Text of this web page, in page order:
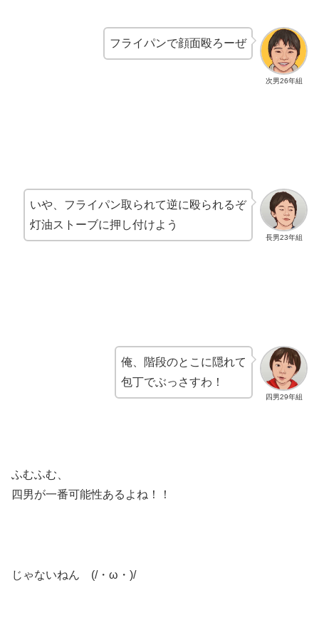
次男26年組
フライパンで顔面殴ろーぜ
長男23年組
いや、フライパン取られて逆に殴られるぞ
灯油ストーブに押し付けよう
四男29年組
俺、階段のとこに隠れて
包丁でぶっさすわ！
ふむふむ、
四男が一番可能性あるよね！！
じゃないねん (/・ω・)/